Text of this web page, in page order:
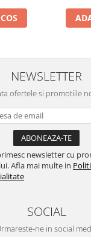
NEWSLETTER
ofertele si promotiile
newsletter cu
Afla mai multe in
SOCIAL
ne in social